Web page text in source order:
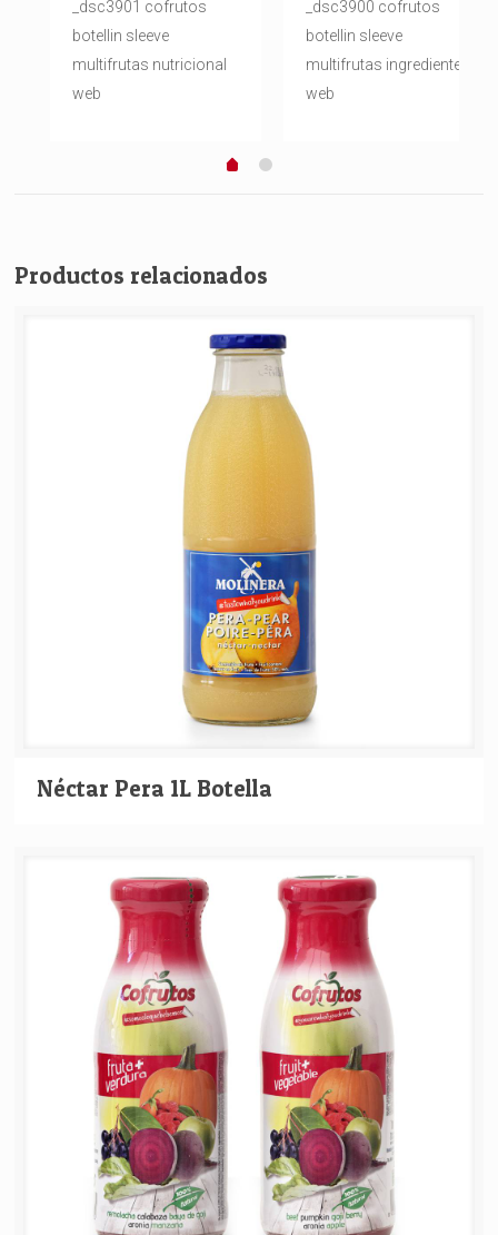
_dsc3901 cofrutos
botellin sleeve
multifrutas nutricional
web
_dsc3900 cofrutos
botellin sleeve
multifrutas ingredientes
web
Productos relacionados
Néctar Pera 1L Botella